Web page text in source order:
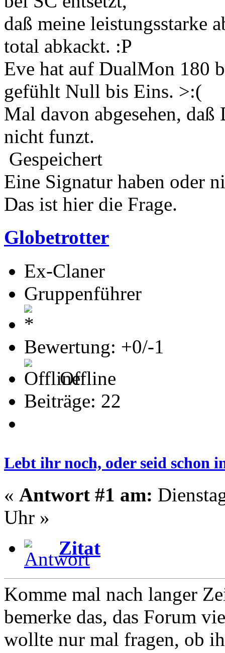
daß meine leistungsstarke
total abkackt. :P
Eve hat auf DualMon 180
gefühlt Null bis Eins. >:(
Mal davon abgesehen,
nicht funzt.
Gespeichert
Eine Signatur haben oder
Das ist hier die Frage.
Globetrotter
Ex-Claner
Gruppenführer
Bewertung: +0/-1
Offline
Beiträge: 22
Lebt ihr noch, oder seid schon
« Antwort #1 am:
Uhr »
Zitat
Komme mal nach langer
bemerke das, das Forum
wollte nur mal fragen, ob